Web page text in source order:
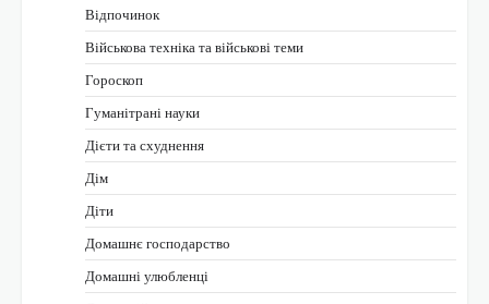
Відпочинок
Військова техніка та військові теми
Гороскоп
Гуманітрані науки
Дієти та схуднення
Дім
Діти
Домашнє господарство
Домашні улюбленці